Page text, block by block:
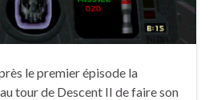
le premier épisode la
tour de Descent II de faire son